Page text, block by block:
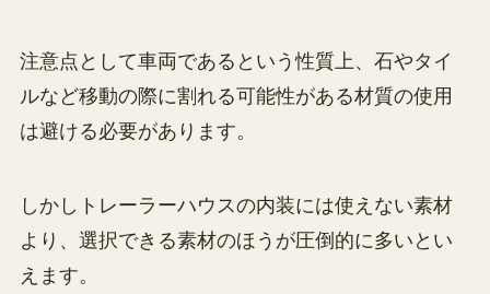
注意点として車両であるという性質上、石やタイ
ルなど移動の際に割れる可能性がある材質の使用
は避ける必要があります。
しかしトレーラーハウスの内装には使えない素材
より、選択できる素材のほうが圧倒的に多いとい
えます。